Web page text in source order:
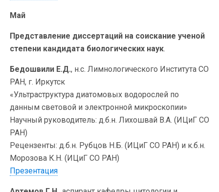
Май
Представление диссертаций на соискание ученой
степени кандидата биологических наук.
Бедошвили Е.Д., н.с. Лимнологического Института СО
РАН, г. Иркутск
«Ультраструктура диатомовых водорослей по
данным световой и электронной микроскопии»
Научный руководитель: д.б.н. Лихошвай В.А. (ИЦиГ СО
РАН)
Рецензенты: д.б.н. Рубцов Н.Б. (ИЦиГ СО РАН) и к.б.н.
Морозова К.Н. (ИЦиГ СО РАН)
Презентация